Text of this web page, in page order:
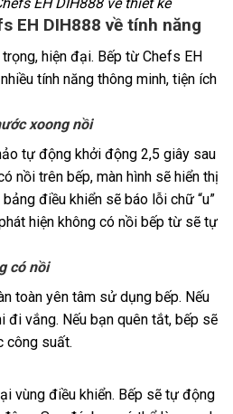
EH DIH888 về thiết kế
EH DIH888 về tính năng
hiện đại. Bếp từ Chefs EH
tính năng thông minh, tiện ích
xoong nồi
tự động khởi động 2,5 giây sau
nồi trên bếp, màn hình sẽ hiển thị
điều khiển sẽ báo lỗi chữ “u”
hiện không có nồi bếp từ sẽ tự
có nồi
toàn yên tâm sử dụng bếp. Nếu
đi vắng. Nếu bạn quên tắt, bếp sẽ
công suất.
vùng điều khiển. Bếp sẽ tự động